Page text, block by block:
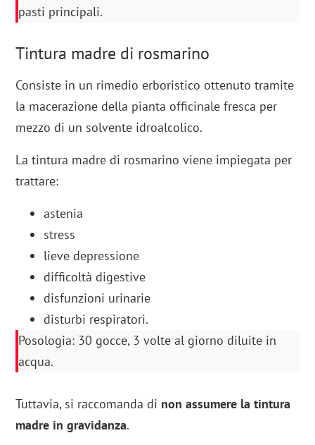
pasti principali.
Tintura madre di rosmarino
Consiste in un rimedio erboristico ottenuto tramite
la macerazione della pianta officinale fresca per
mezzo di un solvente idroalcolico.
La tintura madre di rosmarino viene impiegata per
trattare:
astenia
stress
lieve depressione
difficoltà digestive
disfunzioni urinarie
disturbi respiratori.
Posologia: 30 gocce, 3 volte al giorno diluite in
acqua.
Tuttavia, si raccomanda di non assumere la tintura
madre in gravidanza.